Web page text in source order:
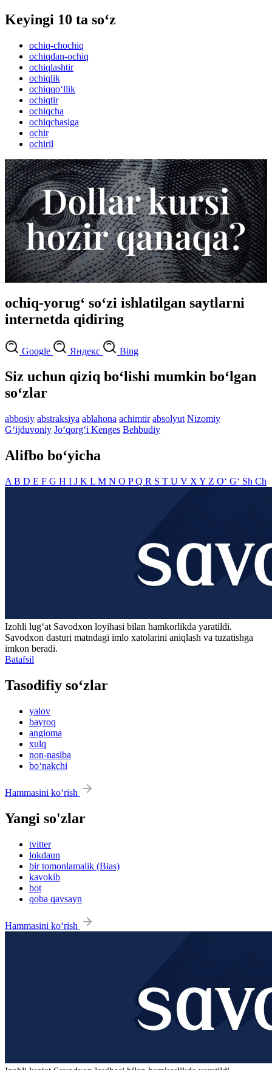
Keyingi 10 ta so‘z
ochiq-chochiq
ochiqdan-ochiq
ochiqlashtir
ochiqlik
ochiqqo‘llik
ochiqtir
ochiqcha
ochiqchasiga
ochir
ochiril
ochiq-yorug‘ so‘zi ishlatilgan saytlarni
internetda qidiring
Google Яндекс Bing
Siz uchun qiziq bo‘lishi mumkin bo‘lgan
so‘zlar
abbosiy abstraksiya ablahona achimtir absolyut Nizomiy
G‘ijduvoniy Jo‘qorg‘i Kenges Behbudiy
Alifbo bo‘yicha
A B D E F G H I J K L M N O PQ R S T U V X Y Z O‘ G‘ Sh Ch
Izohli lugʻat Savodxon loyihasi bilan hamkorlikda yaratildi.
Savodxon dasturi matndagi imlo xatolarini aniqlash va tuzatishga
imkon beradi.
Batafsil
Tasodifiy so‘zlar
yalov
bayroq
angioma
xulq
non-nasiba
bo‘nakchi
Hammasini ko‘rish
Yangi so'zlar
tvitter
lokdaun
bir tomonlamalik (Bias)
kavokib
bot
qoba qavsayn
Hammasini ko‘rish